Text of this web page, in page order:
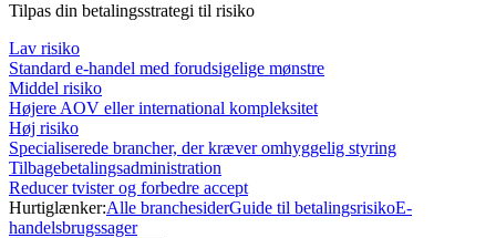
Tilpas din betalingsstrategi til risiko
Lav risiko
Standard e-handel med forudsigelige mønstre
Middel risiko
Højere AOV eller international kompleksitet
Høj risiko
Specialiserede brancher, der kræver omhyggelig styring
Tilbagebetalingsadministration
Reducer tvister og forbedre accept
Hurtiglænker:Alle branchesiderGuide til betalingsrisikoE-
handelsbrugssager